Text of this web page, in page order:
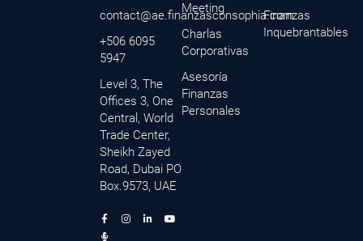
contact@ae.finanzasconsophia.com
+506 6095
5947
Level 3, The
Offices 3, One
Central, World
Trade Center,
Sheikh Zayed
Road, Dubai PO
Box.9573, UAE
F
a
c
I
n
L
i
Y
o
M
i
c
Meeting
Charlas
Corporativas
Asesoría
Finanzas
Personales
Finanzas
Inquebrantables